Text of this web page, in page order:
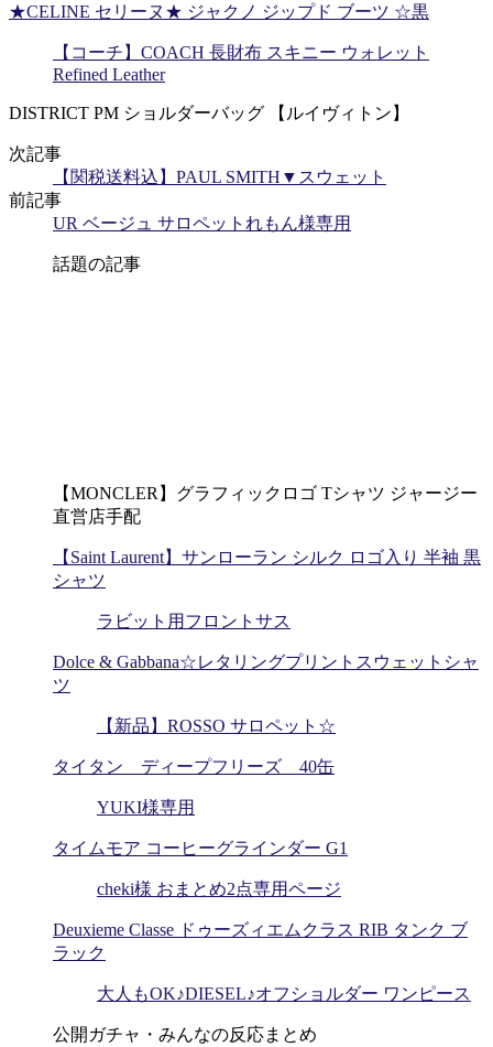
★CELINE セリーヌ★ ジャクノ ジップド ブーツ ☆黒
【コーチ】COACH 長財布 スキニー ウォレット
Refined Leather
DISTRICT PM ショルダーバッグ 【ルイヴィトン】
次記事
【関税送料込】PAUL SMITH▼スウェット
前記事
UR ベージュ サロペットれもん様専用
話題の記事
【MONCLER】グラフィックロゴ Tシャツ ジャージー
直営店手配
【Saint Laurent】サンローラン シルク ロゴ入り 半袖 黒
シャツ
ラビット用フロントサス
Dolce & Gabbana☆レタリングプリントスウェットシャ
ツ
【新品】ROSSO サロペット☆
タイタン ディープフリーズ 40缶
YUKI様専用
タイムモア コーヒーグラインダー G1
cheki様 おまとめ2点専用ページ
Deuxieme Classe ドゥーズィエムクラス RIB タンク ブ
ラック
大人もOK♪DIESEL♪オフショルダー ワンピース
公開ガチャ・みんなの反応まとめ